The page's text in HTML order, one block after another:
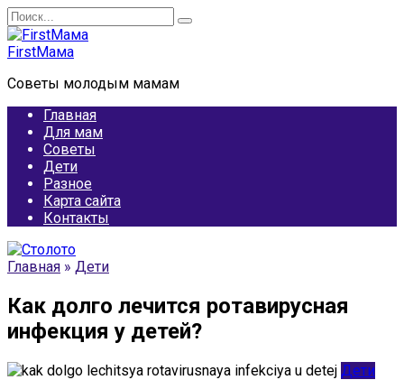
Перейти
к
содержанию
Search
for:
FirstМама
Советы молодым мамам
Главная
Для мам
Советы
Дети
Разное
Карта сайта
Контакты
Главная » Дети
Как долго лечится ротавирусная
инфекция у детей?
Дети